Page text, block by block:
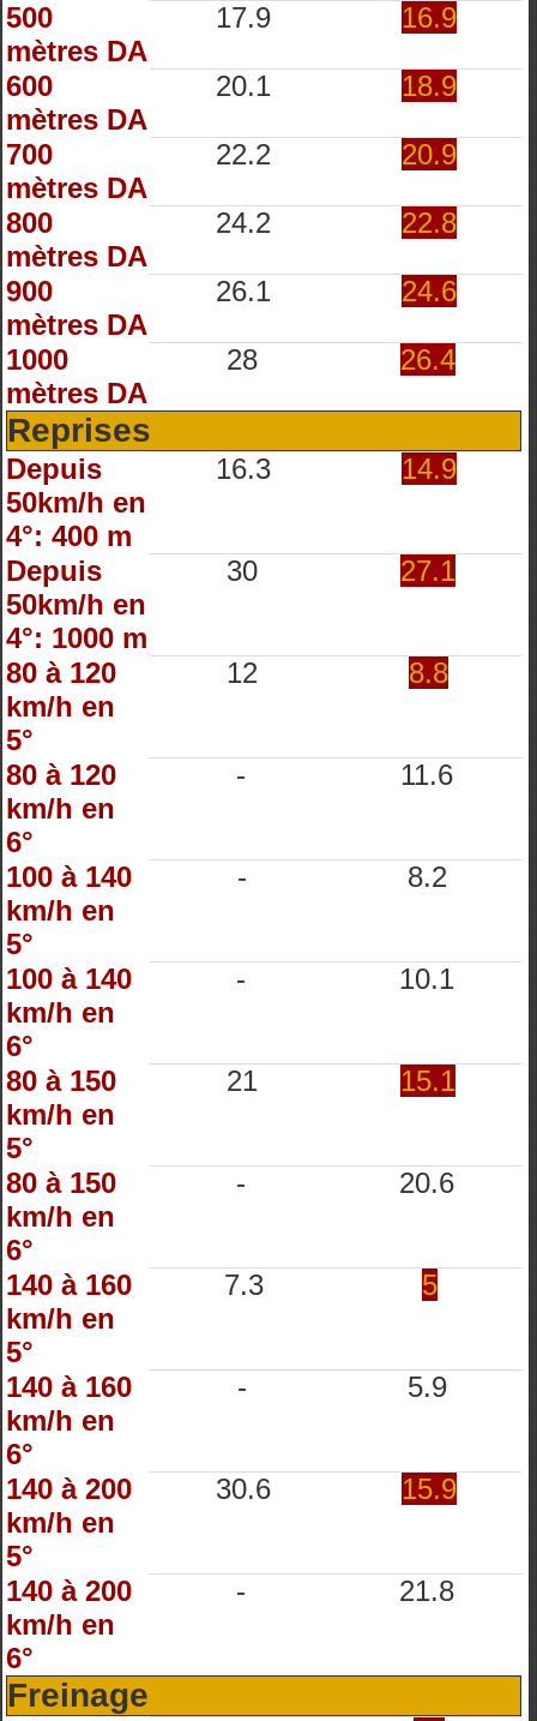
500
mètres DA
17.9 16.9
600
mètres DA
20.1 18.9
700
mètres DA
22.2 20.9
800
mètres DA
24.2 22.8
900
mètres DA
26.1 24.6
1000
mètres DA
28 26.4
Reprises
Depuis
50km/h en
4°: 400 m
16.3 14.9
Depuis
50km/h en
4°: 1000 m
30 27.1
80 à 120
km/h en
5°
12 8.8
80 à 120
km/h en
6°
- 11.6
100 à 140
km/h en
5°
- 8.2
100 à 140
km/h en
6°
- 10.1
80 à 150
km/h en
5°
21 15.1
80 à 150
km/h en
6°
- 20.6
140 à 160
km/h en
5°
7.3 5
140 à 160
km/h en
6°
- 5.9
140 à 200
km/h en
5°
30.6 15.9
140 à 200
km/h en
6°
- 21.8
Freinage